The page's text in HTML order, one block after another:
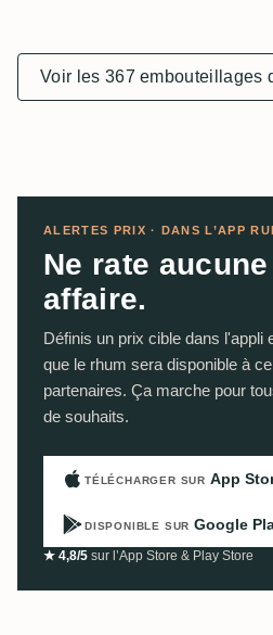
Voir les 367 embouteillages
ALERTES PRIX · DANS L’APP
Ne rate
affaire.
Définis un prix cible dans l'appli
que le rhum sera disponible à
partenaires. Ça marche pour
de souhaits.
TÉLÉCHARGER SUR App
DISPONIBLE SUR Google
★ 4,8/5 sur l’App Store & Play Store